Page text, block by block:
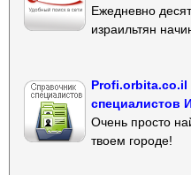
Ежедневно
израильтян
специалистов
Очень просто
твоем городе!